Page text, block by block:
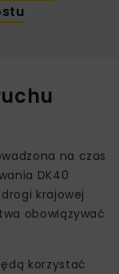
na czas
DK40
krajowej
obowiązywać
korzystać